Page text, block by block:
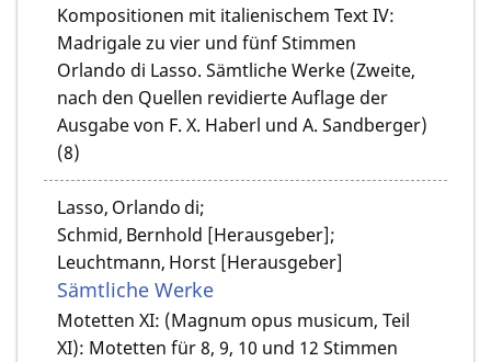
Kompositionen mit italienischem Text IV:
Madrigale zu vier und fünf Stimmen
Orlando di Lasso. Sämtliche Werke (Zweite,
nach den Quellen revidierte Auflage der
Ausgabe von F. X. Haberl und A. Sandberger)
(8)
Lasso, Orlando di;
Schmid, Bernhold [Herausgeber];
Leuchtmann, Horst [Herausgeber]
Sämtliche Werke
Motetten XI: (Magnum opus musicum, Teil
XI): Motetten für 8, 9, 10 und 12 Stimmen